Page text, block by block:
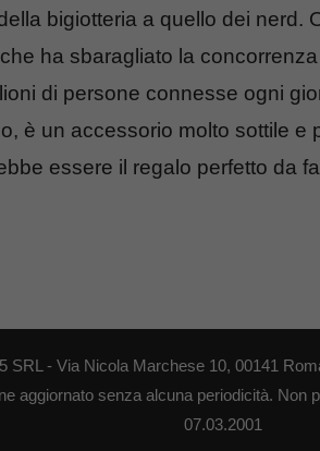
bigiotteria a quello dei nerd.
ha sbaragliato la
di persone connesse ogni
è un accessorio molto sottile e
essere il regalo perfetto da
SRL - Via Nicola Marchese 10, 00141
aggiornato senza alcuna periodicità.
07.03.2001